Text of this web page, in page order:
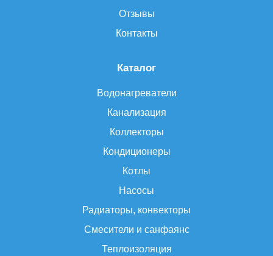
Каталог
Водонагреватели
Канализация
Коллекторы
Кондиционеры
Котлы
Насосы
Радиаторы, конвекторы
Смесители и санфаянс
Теплоизоляция
Отзывы
Контакты